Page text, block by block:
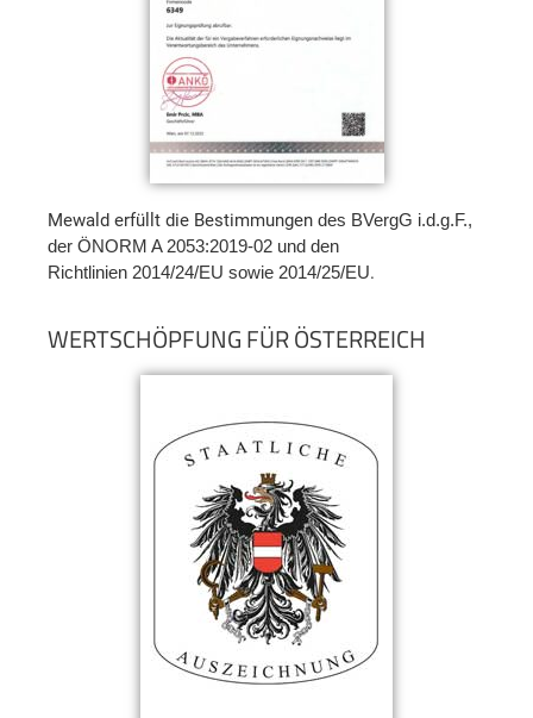
Mewald erfüllt die Bestimmungen des BVergG i.d.g.F.,
der ÖNORM A 2053:2019-02 und den
Richtlinien 2014/24/EU sowie 2014/25/EU.
WERTSCHÖPFUNG FÜR ÖSTERREICH